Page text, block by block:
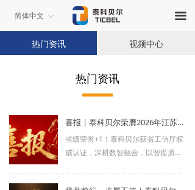
끀
ꀅ
简体中文
热门资讯
喜报 | 泰科贝尔荣膺2026年江苏省先进级智能工厂
省级荣誉+1！泰科贝尔获省工信厅权
威认证，深耕数智融合，以智提质，
热门资讯 视频中心